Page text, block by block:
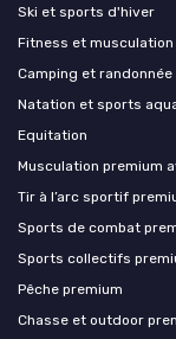
Ski et sports d'hiver
Fitness et musculation
Camping et randonnée
Natation et sports
Equitation
Musculation premium
Tir à l’arc sportif
Sports de combat
Sports collectifs
Pêche premium
Chasse et outdoor